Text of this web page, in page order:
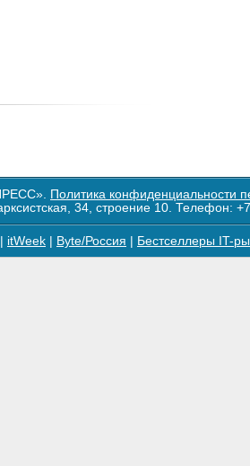
Политика конфиденциальности
34, строение 10. Телефон:
itWeek Byte/Россия Бестселлеры IT-